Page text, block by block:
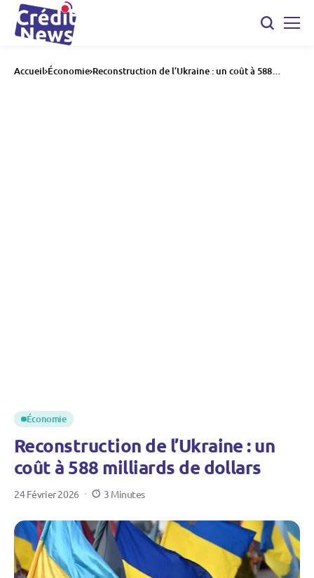
Accueil Économie Reconstruction de l’Ukraine : un coût à 588
Économie
Reconstruction de l’Ukraine : un
coût à 588 milliards de dollars
24 Février 2026 3 Minutes